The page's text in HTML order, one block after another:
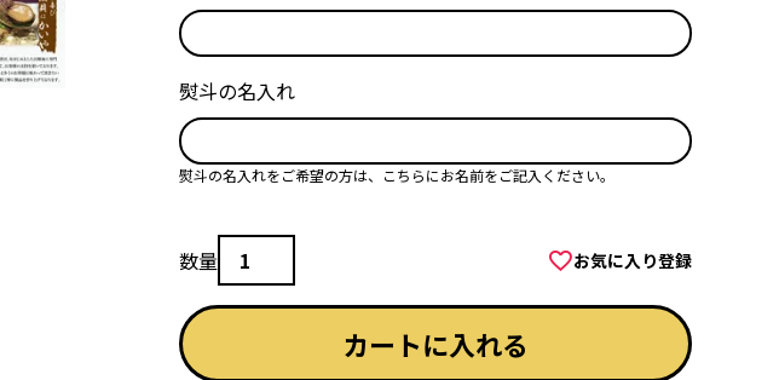
熨斗の名入れ
熨斗の名入れをご希望の方は、こちらにお名前をご記入ください。
お気に入り登録
カートに入れる